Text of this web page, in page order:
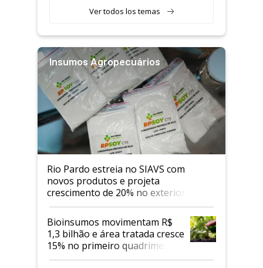
Ver todos los temas
Insumos Agropecuários
Rio Pardo estreia no SIAVS com
novos produtos e projeta
crescimento de 20% no exterior
Bioinsumos movimentam R$
1,3 bilhão e área tratada cresce
15% no primeiro quadrimestre
de 2026